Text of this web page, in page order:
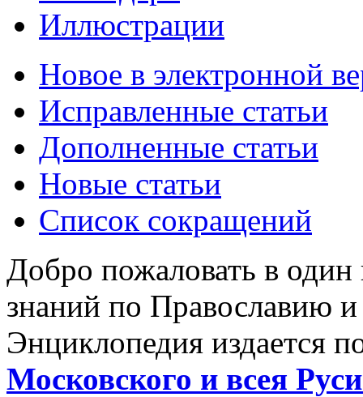
Иллюстрации
Новое в электронной
Исправленные статьи
Дополненные статьи
Новые статьи
Список сокращений
Добро пожаловать в
знаний по Православию
Энциклопедия издается
Московского и всея